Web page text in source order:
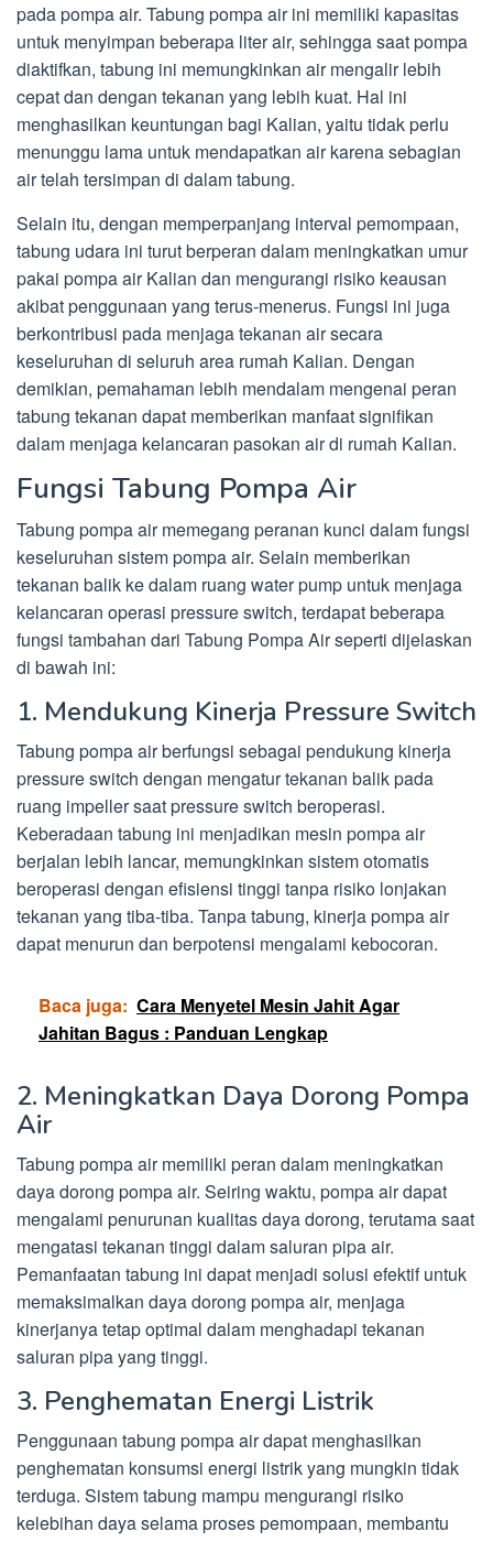
pada pompa air. Tabung pompa air ini memiliki kapasitas
untuk menyimpan beberapa liter air, sehingga saat pompa
diaktifkan, tabung ini memungkinkan air mengalir lebih
cepat dan dengan tekanan yang lebih kuat. Hal ini
menghasilkan keuntungan bagi Kalian, yaitu tidak perlu
menunggu lama untuk mendapatkan air karena sebagian
air telah tersimpan di dalam tabung.
Selain itu, dengan memperpanjang interval pemompaan,
tabung udara ini turut berperan dalam meningkatkan umur
pakai pompa air Kalian dan mengurangi risiko keausan
akibat penggunaan yang terus-menerus. Fungsi ini juga
berkontribusi pada menjaga tekanan air secara
keseluruhan di seluruh area rumah Kalian. Dengan
demikian, pemahaman lebih mendalam mengenai peran
tabung tekanan dapat memberikan manfaat signifikan
dalam menjaga kelancaran pasokan air di rumah Kalian.
Fungsi Tabung Pompa Air
Tabung pompa air memegang peranan kunci dalam fungsi
keseluruhan sistem pompa air. Selain memberikan
tekanan balik ke dalam ruang water pump untuk menjaga
kelancaran operasi pressure switch, terdapat beberapa
fungsi tambahan dari Tabung Pompa Air seperti dijelaskan
di bawah ini:
1. Mendukung Kinerja Pressure Switch
Tabung pompa air berfungsi sebagai pendukung kinerja
pressure switch dengan mengatur tekanan balik pada
ruang impeller saat pressure switch beroperasi.
Keberadaan tabung ini menjadikan mesin pompa air
berjalan lebih lancar, memungkinkan sistem otomatis
beroperasi dengan efisiensi tinggi tanpa risiko lonjakan
tekanan yang tiba-tiba. Tanpa tabung, kinerja pompa air
dapat menurun dan berpotensi mengalami kebocoran.
Baca juga: Cara Menyetel Mesin Jahit Agar
Jahitan Bagus : Panduan Lengkap
2. Meningkatkan Daya Dorong Pompa
Air
Tabung pompa air memiliki peran dalam meningkatkan
daya dorong pompa air. Seiring waktu, pompa air dapat
mengalami penurunan kualitas daya dorong, terutama saat
mengatasi tekanan tinggi dalam saluran pipa air.
Pemanfaatan tabung ini dapat menjadi solusi efektif untuk
memaksimalkan daya dorong pompa air, menjaga
kinerjanya tetap optimal dalam menghadapi tekanan
saluran pipa yang tinggi.
3. Penghematan Energi Listrik
Penggunaan tabung pompa air dapat menghasilkan
penghematan konsumsi energi listrik yang mungkin tidak
terduga. Sistem tabung mampu mengurangi risiko
kelebihan daya selama proses pemompaan, membantu